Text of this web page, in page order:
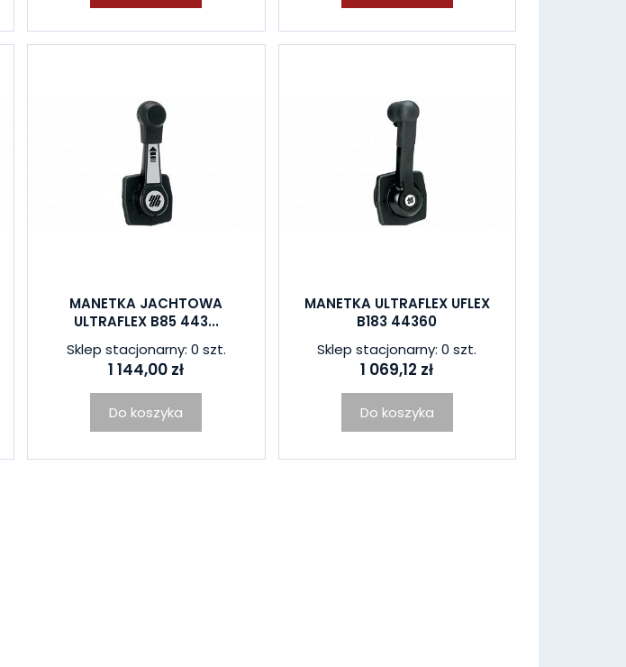
MANETKA JACHTOWA
ULTRAFLEX B85 443...
Sklep stacjonarny: 0 szt.
1 144,00 zł
Do koszyka
MANETKA ULTRAFLEX UFLEX
B183 44360
Sklep stacjonarny: 0 szt.
1 069,12 zł
Do koszyka